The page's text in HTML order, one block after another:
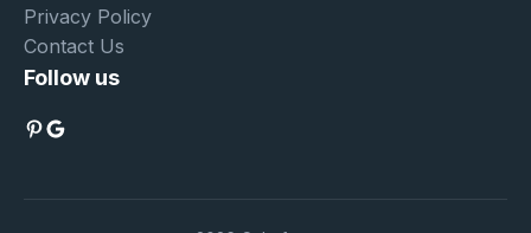
Privacy Policy
Contact Us
Follow us
Pinterest
Google